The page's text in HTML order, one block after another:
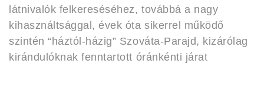
látnivalók felkereséséhez, továbbá a nagy
kihasználtsággal, évek óta sikerrel működő
szintén “háztól-házig” Szováta-Parajd, kizárólag
kirándulóknak fenntartott óránkénti járat